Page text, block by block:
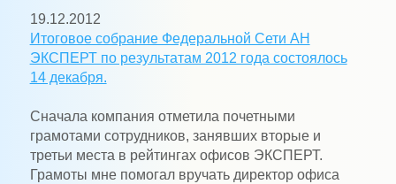
19.12.2012
Итоговое собрание Федеральной Сети АН
ЭКСПЕРТ по результатам 2012 года состоялось
14 декабря.
Сначала компания отметила почетными
грамотами сотрудников, занявших вторые и
третьи места в рейтингах офисов ЭКСПЕРТ.
Грамоты мне помогал вручать директор офиса